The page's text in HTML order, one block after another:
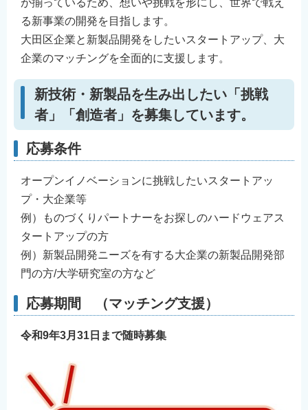
る新事業の開発を目指します。
大田区企業と新製品開発をしたいスタートアップ、大
企業のマッチングを全面的に支援します。
新技術・新製品を生み出したい 「挑戦
者」「創造者」 を募集しています。
応募条件
オープンイノベーションに挑戦したいスタートアッ
プ・大企業等
例）ものづくりパートナーをお探しのハードウェアス
タートアップの方
例）新製品開発ニーズを有する大企業の新製品開発部
門の方/大学研究室の方など
応募期間 （マッチング支援）
令和9年3月31日まで随時募集
繁體中文
한국어
नेपाली
Filipino